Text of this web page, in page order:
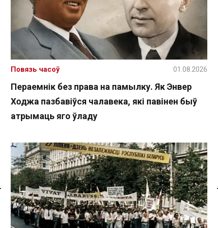
Спасылка без VPN
Пераемнік без права на памылку. Як Энвер
Ходжа пазбавіўся чалавека, які павінен быў
атрымаць яго ўладу
Повязь часоў 01.08.2026